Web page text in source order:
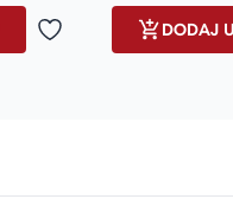
Dodaj u omiljeneDODAJ